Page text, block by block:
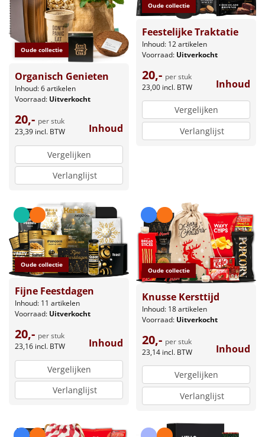
Oude collectie
Organisch Genieten
Inhoud: 6 artikelen
Voorraad: Uitverkocht
20,- per stuk
23,39 incl. BTW Inhoud
Vergelijken
Verlanglijst
Oude collectie
Feestelijke Traktatie
Inhoud: 12 artikelen
Voorraad: Uitverkocht
20,- per stuk
23,00 incl. BTW Inhoud
Vergelijken
Verlanglijst
Oude collectie
Fijne Feestdagen
Inhoud: 11 artikelen
Voorraad: Uitverkocht
20,- per stuk
23,16 incl. BTW Inhoud
Vergelijken
Verlanglijst
Oude collectie
Knusse Kersttijd
Inhoud: 18 artikelen
Voorraad: Uitverkocht
20,- per stuk
23,14 incl. BTW Inhoud
Vergelijken
Verlanglijst